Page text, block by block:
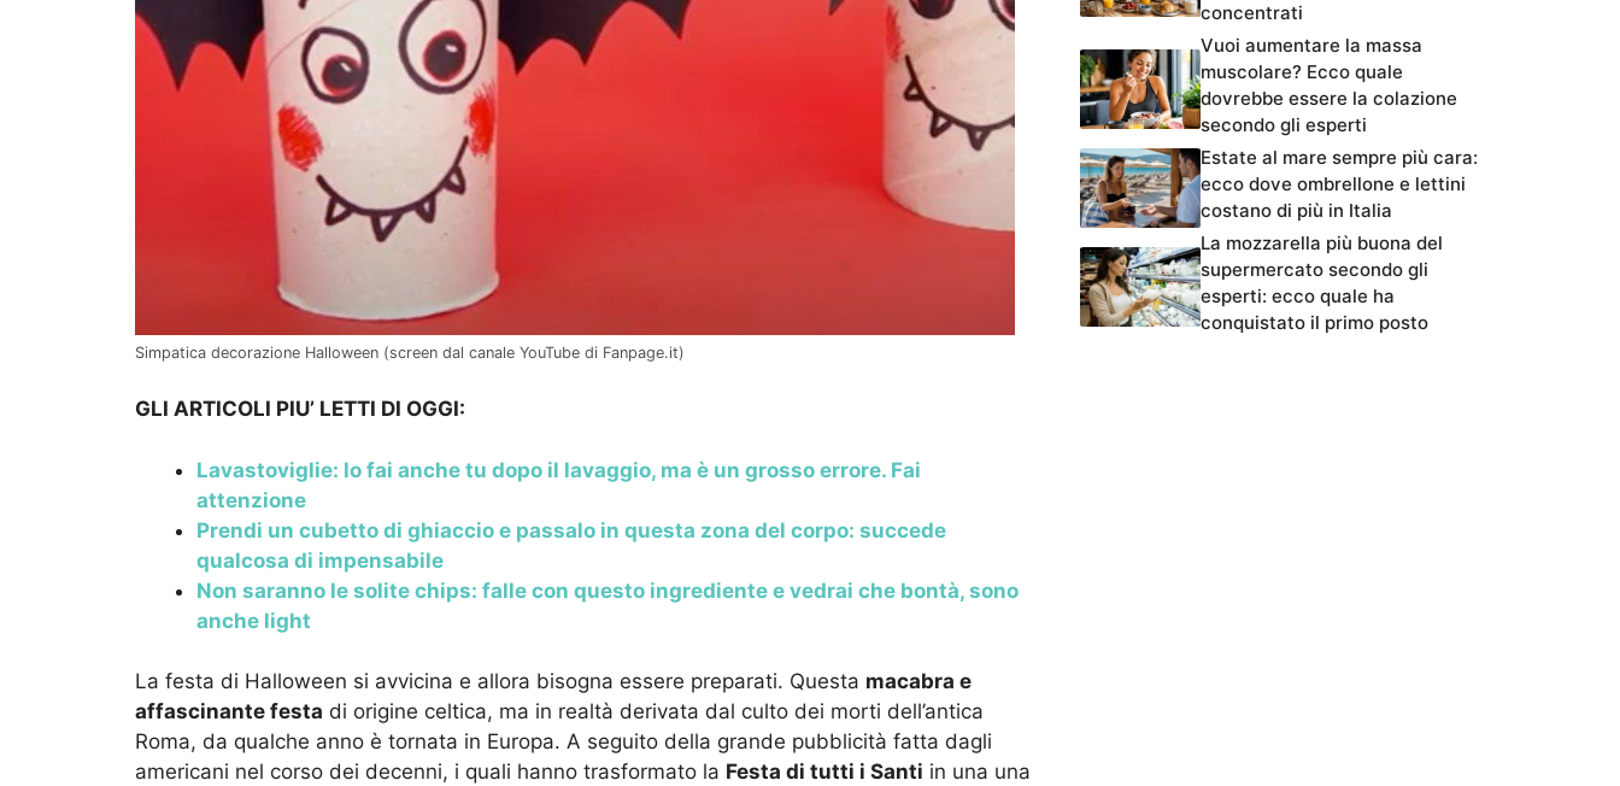
Simpatica decorazione Halloween (screen dal canale YouTube di Fanpage.it)
GLI ARTICOLI PIU’ LETTI DI OGGI:
Lavastoviglie: lo fai anche tu dopo il lavaggio, ma è un grosso errore. Fai
attenzione
Prendi un cubetto di ghiaccio e passalo in questa zona del corpo: succede
qualcosa di impensabile
Non saranno le solite chips: falle con questo ingrediente e vedrai che bontà, sono
anche light
La festa di Halloween si avvicina e allora bisogna essere preparati. Questa macabra e
affascinante festa di origine celtica, ma in realtà derivata dal culto dei morti dell’antica
Roma, da qualche anno è tornata in Europa. A seguito della grande pubblicità fatta dagli
americani nel corso dei decenni, i quali hanno trasformato la Festa di tutti i Santi in una una
concentrati
Vuoi aumentare la massa
muscolare? Ecco quale
dovrebbe essere la colazione
secondo gli esperti
Estate al mare sempre più cara:
ecco dove ombrellone e lettini
costano di più in Italia
La mozzarella più buona del
supermercato secondo gli
esperti: ecco quale ha
conquistato il primo posto